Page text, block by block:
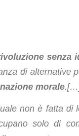
senza
di alternative
morale.
non è fatta di
solo di